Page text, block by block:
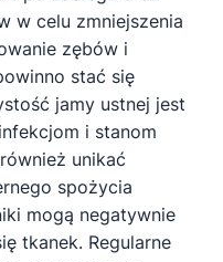
w celu zmniejszenia
zębów i
stać się
jamy ustnej jest
i stanom
unikać
spożycia
mogą negatywnie
tkanek. Regularne